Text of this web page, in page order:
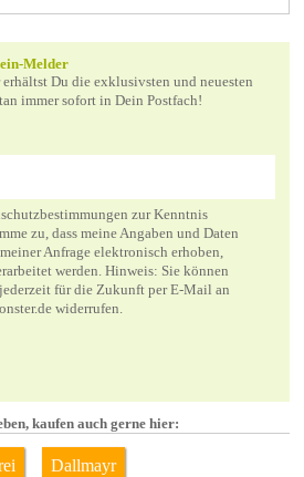
Melder
Du die exklusivsten und neuesten
immer sofort in Dein Postfach!
zur Kenntnis
zu, dass meine Angaben und Daten
Anfrage elektronisch erhoben,
werden. Hinweis: Sie können
für die Zukunft per E-Mail an
widerrufen.
kaufen auch gerne hier:
Dallmayr